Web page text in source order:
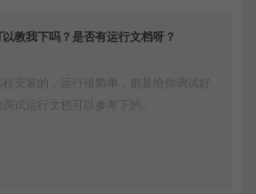
教我下吗？是否有运行文档呀？
程安装的，运行很简单，都是给你调试好
调试运行文档可以参考下的。